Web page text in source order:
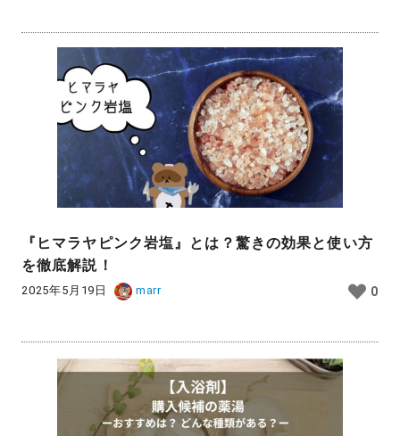
『ヒマラヤピンク岩塩』とは？驚きの効果と使い方
を徹底解説！
2025年5月19日 marr 0